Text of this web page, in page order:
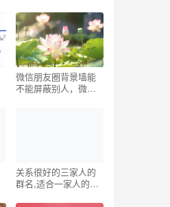
微信朋友圈背景墙能
不能屏蔽别人，微信
关系很好的三家人的
群名,适合一家人的微